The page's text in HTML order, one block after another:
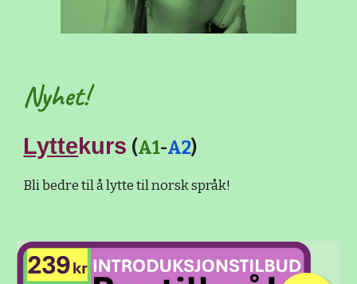
Nyhet!
Lyttekurs (A1-A2)
Bli bedre til å lytte til norsk språk!